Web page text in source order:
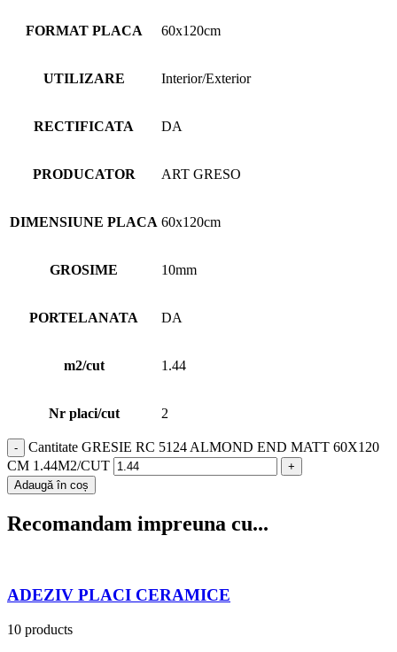
FORMAT PLACA 60x120cm
UTILIZARE Interior/Exterior
RECTIFICATA DA
PRODUCATOR ART GRESO
DIMENSIUNE PLACA 60x120cm
GROSIME 10mm
PORTELANATA DA
m2/cut 1.44
Nr placi/cut 2
Cantitate GRESIE RC 5124 ALMOND END MATT 60X120
CM 1.44M2/CUT
Adaugă în coș
Recomandam impreuna cu...
ADEZIV PLACI CERAMICE
10 products